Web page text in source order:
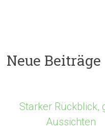
Neue Beiträge
Starker Rückblick,
Aussichten